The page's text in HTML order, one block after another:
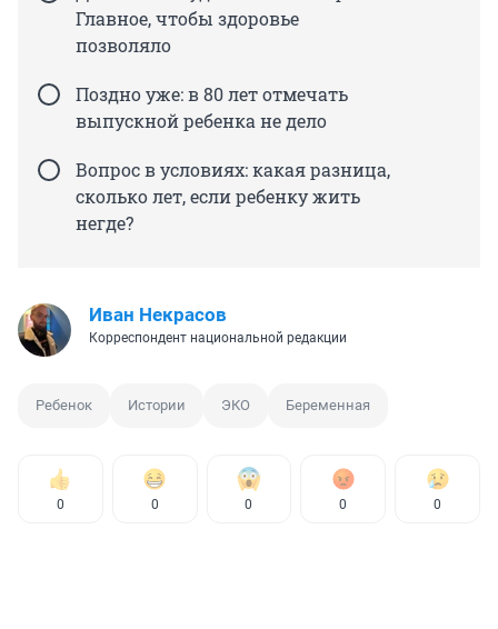
Главное, чтобы здоровье
позволяло
Поздно уже: в 80 лет отмечать
выпускной ребенка не дело
Вопрос в условиях: какая разница,
сколько лет, если ребенку жить
негде?
Иван Некрасов
Корреспондент национальной редакции
Ребенок Истории ЭКО Беременная
0 0 0 0 0